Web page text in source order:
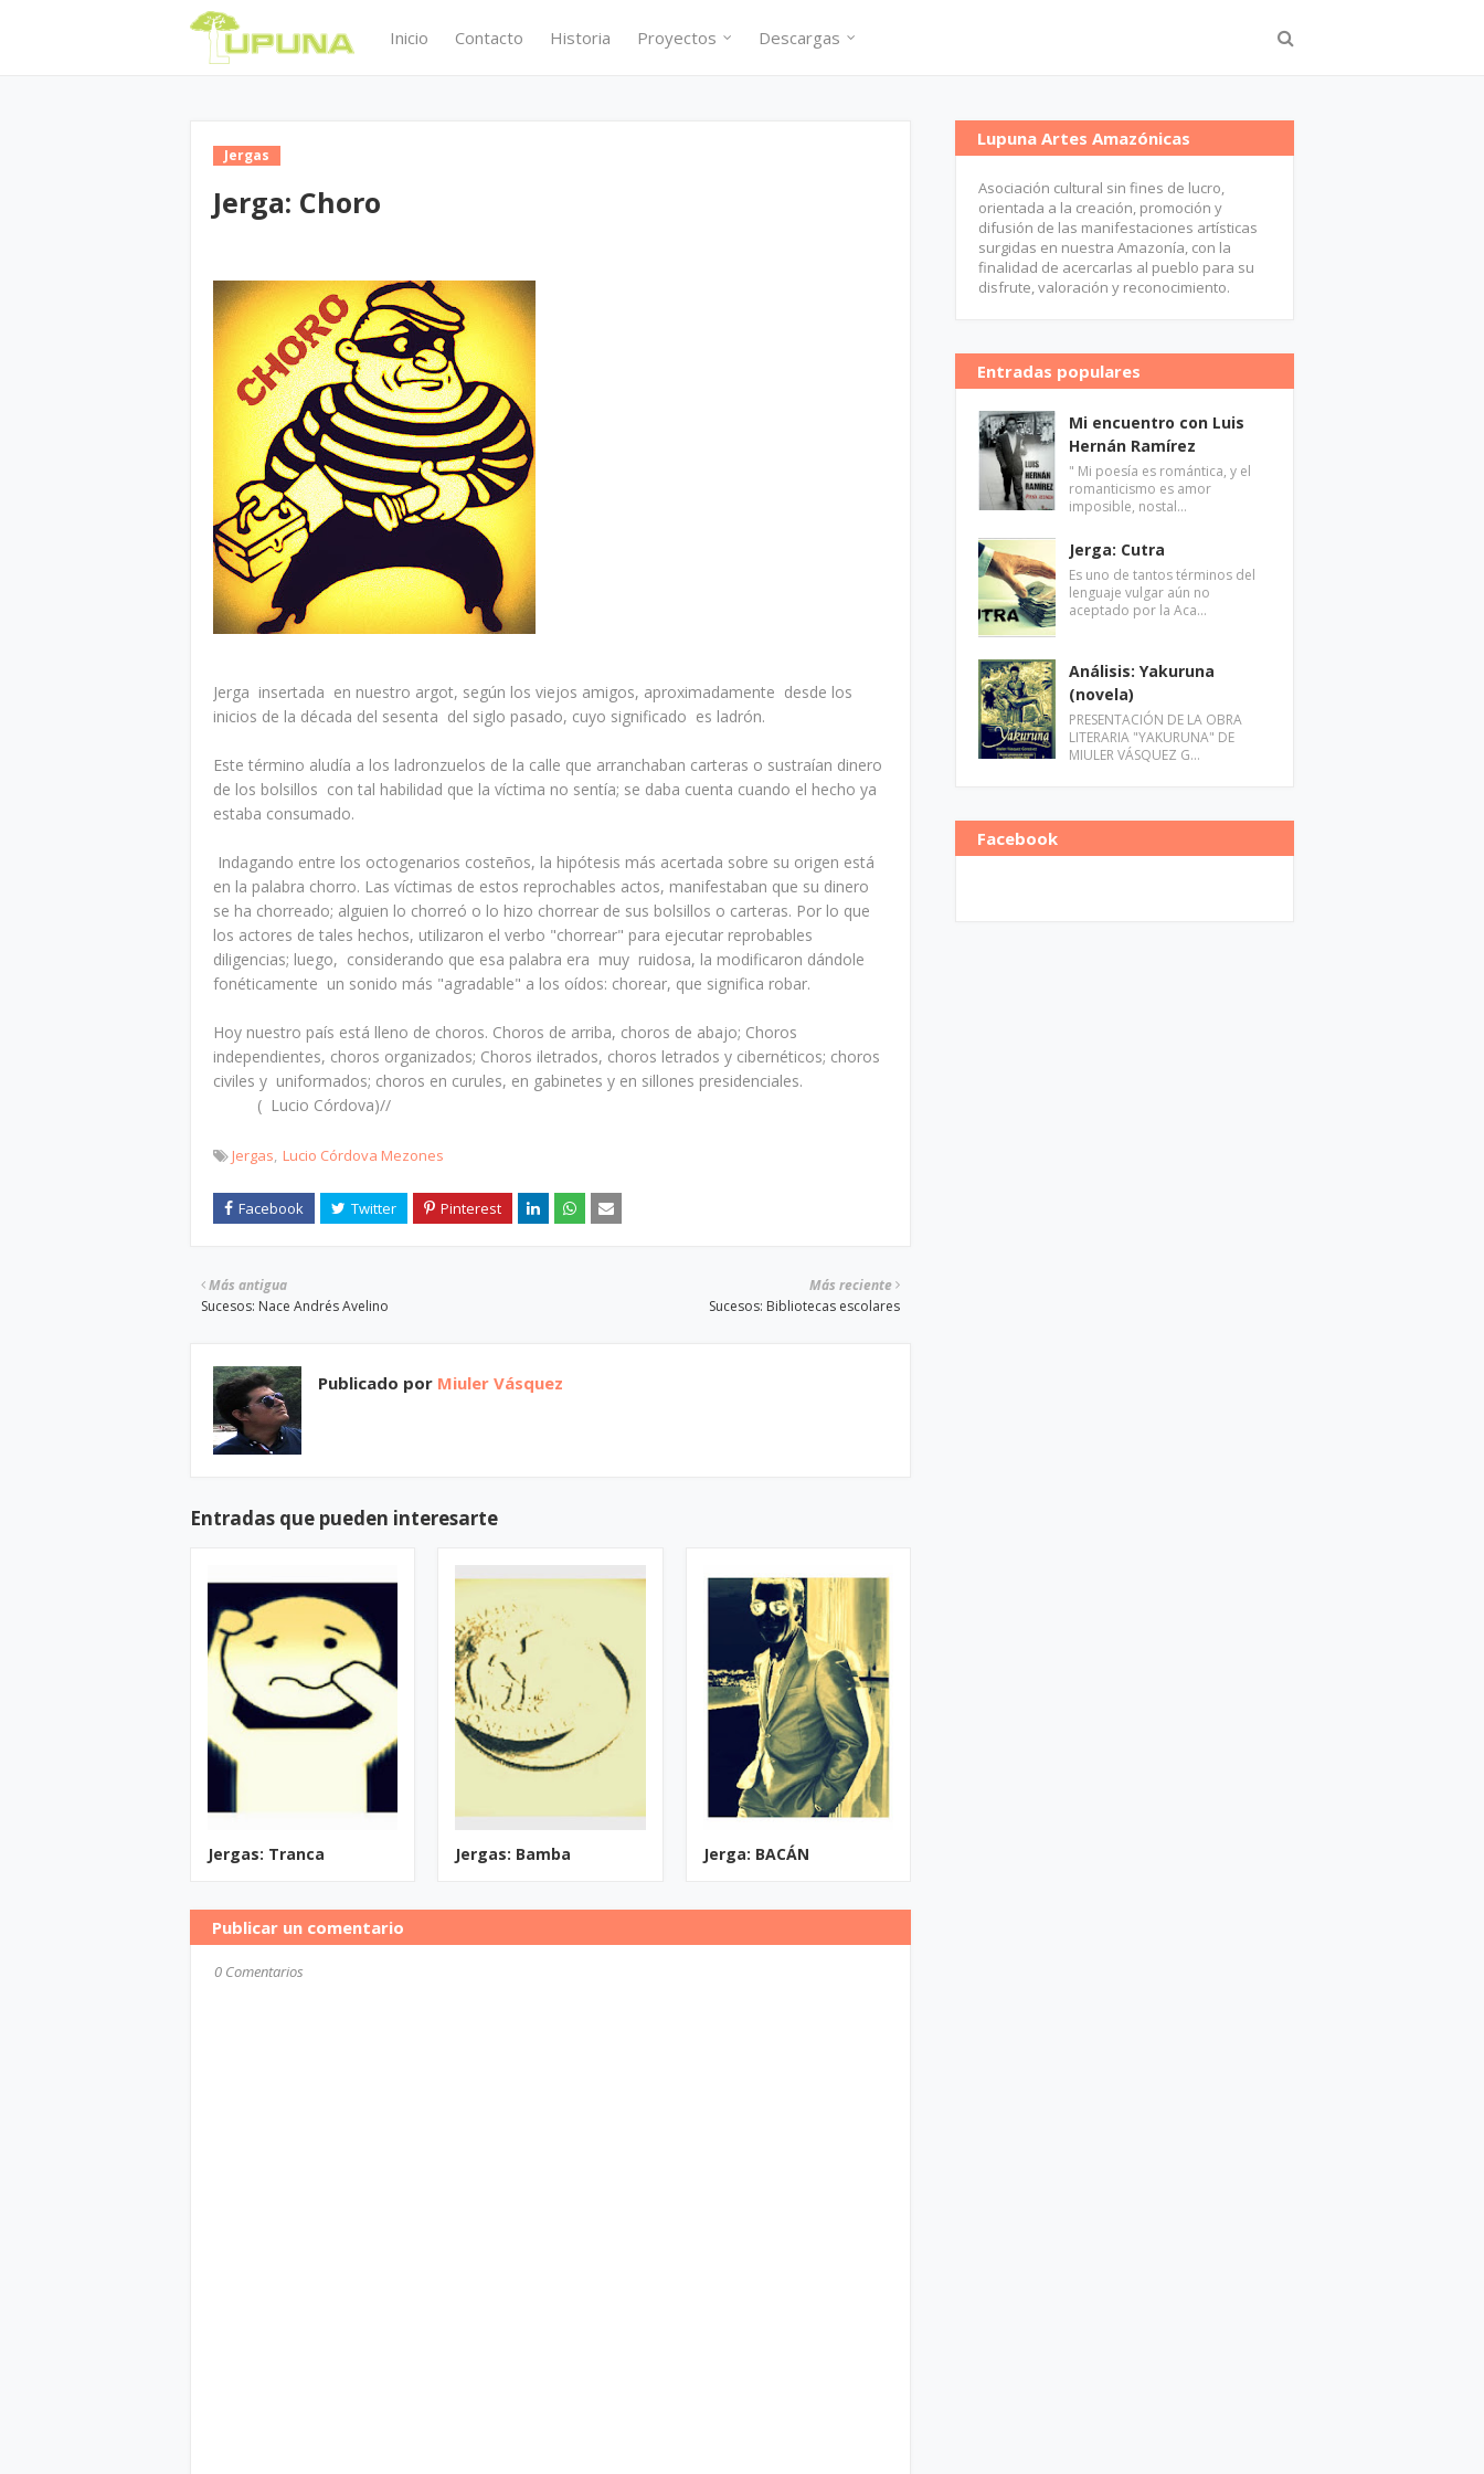
Inicio Contacto Historia Proyectos Descargas
Jergas
Jerga: Choro
Jerga insertada en nuestro argot, según los viejos amigos, aproximadamente desde los
inicios de la década del sesenta del siglo pasado, cuyo significado es ladrón.
Este término aludía a los ladronzuelos de la calle que arranchaban carteras o sustraían dinero
de los bolsillos con tal habilidad que la víctima no sentía; se daba cuenta cuando el hecho ya
estaba consumado.
Indagando entre los octogenarios costeños, la hipótesis más acertada sobre su origen está
en la palabra chorro. Las víctimas de estos reprochables actos, manifestaban que su dinero
se ha chorreado; alguien lo chorreó o lo hizo chorrear de sus bolsillos o carteras. Por lo que
los actores de tales hechos, utilizaron el verbo "chorrear" para ejecutar reprobables
diligencias; luego, considerando que esa palabra era muy ruidosa, la modificaron dándole
fonéticamente un sonido más "agradable" a los oídos: chorear, que significa robar.
Hoy nuestro país está lleno de choros. Choros de arriba, choros de abajo; Choros
independientes, choros organizados; Choros iletrados, choros letrados y cibernéticos; choros
civiles y uniformados; choros en curules, en gabinetes y en sillones presidenciales.
( Lucio Córdova)//
Jergas Lucio Córdova Mezones
Más reciente
Sucesos: Bibliotecas escolares
Más antigua
Sucesos: Nace Andrés Avelino
Publicado por Miuler Vásquez
Entradas que pueden interesarte
Jergas: Tranca Jergas: Bamba Jerga: BACÁN
Publicar un comentario
0 Comentarios
Lupuna Artes Amazónicas
Asociación cultural sin fines de lucro,
orientada a la creación, promoción y
difusión de las manifestaciones artísticas
surgidas en nuestra Amazonía, con la
finalidad de acercarlas al pueblo para su
disfrute, valoración y reconocimiento.
Entradas populares
Mi encuentro con Luis
Hernán Ramírez
" Mi poesía es romántica, y el
romanticismo es amor
imposible, nostal…
Jerga: Cutra
Es uno de tantos términos del
lenguaje vulgar aún no
aceptado por la Aca…
Análisis: Yakuruna
(novela)
PRESENTACIÓN DE LA OBRA
LITERARIA "YAKURUNA" DE
MIULER VÁSQUEZ G…
Facebook